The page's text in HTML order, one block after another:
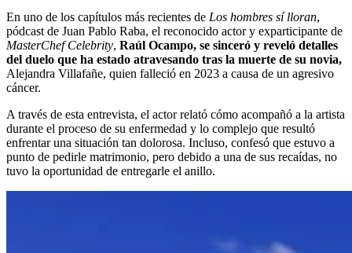
En uno de los capítulos más recientes de Los hombres sí lloran,
pódcast de Juan Pablo Raba, el reconocido actor y exparticipante de
MasterChef Celebrity, Raúl Ocampo, se sinceró y reveló detalles
del duelo que ha estado atravesando tras la muerte de su novia,
Alejandra Villafañe, quien falleció en 2023 a causa de un agresivo
cáncer.
A través de esta entrevista, el actor relató cómo acompañó a la artista
durante el proceso de su enfermedad y lo complejo que resultó
enfrentar una situación tan dolorosa. Incluso, confesó que estuvo a
punto de pedirle matrimonio, pero debido a una de sus recaídas, no
tuvo la oportunidad de entregarle el anillo.